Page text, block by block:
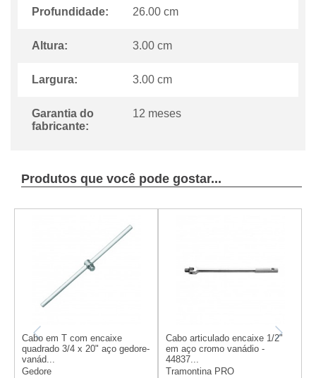
Profundidade: 26.00 cm
Altura: 3.00 cm
Largura: 3.00 cm
Garantia do
fabricante:
12 meses
Produtos que você pode gostar...
Cabo em T com encaixe
quadrado 3/4 x 20" aço gedore-
vanád...
Gedore
Cabo articulado encaixe 1/2"
em aço cromo vanádio -
44837...
Tramontina PRO